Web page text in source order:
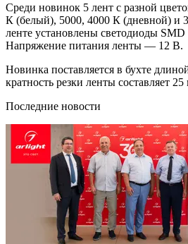
Среди новинок 5 лент с разной
К (белый), 5000, 4000 К (дневной) и
ленте установлены светодиоды
Напряжение питания ленты — 12 В.
Новинка поставляется в бухте
кратность резки ленты составляет
Последние новости